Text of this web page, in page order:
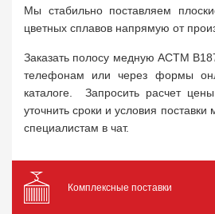
Мы стабильно поставляем
цветных сплавов напрямую от
Заказать полосу медную АСТМ
телефонам или через формы
каталоге. Запросить расчет
уточнить сроки и условия
специалистам в чат.
Комплексные поставки